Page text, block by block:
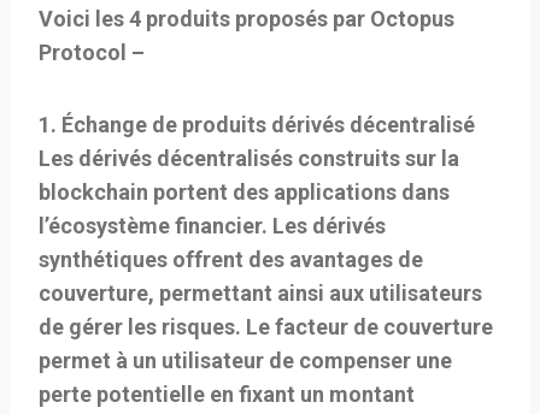
Voici les 4 produits proposés par Octopus
Protocol –
1. Échange de produits dérivés décentralisé
Les dérivés décentralisés construits sur la
blockchain portent des applications dans
l’écosystème financier. Les dérivés
synthétiques offrent des avantages de
couverture, permettant ainsi aux utilisateurs
de gérer les risques. Le facteur de couverture
permet à un utilisateur de compenser une
perte potentielle en fixant un montant